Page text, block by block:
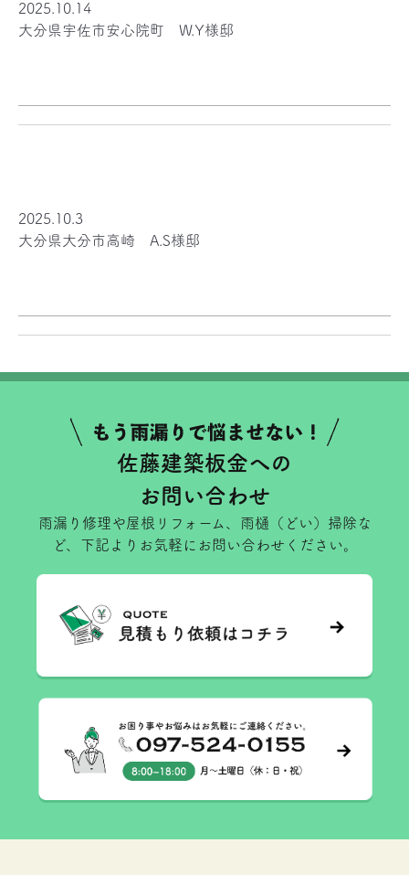
2025.10.14
大分県宇佐市安心院町 W.Y様邸
2025.10.3
大分県大分市高崎 A.S様邸
佐藤建築板金への
お問い合わせ
雨漏り修理や屋根リフォーム、雨樋（どい）掃除な
ど、下記よりお気軽にお問い合わせください。